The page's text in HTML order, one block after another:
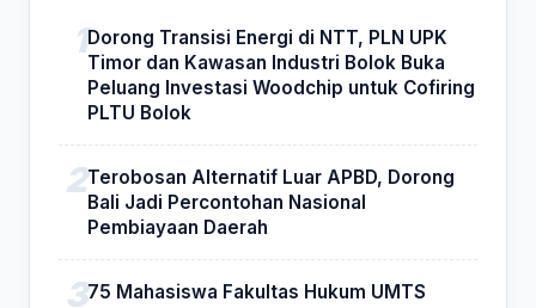
Dorong Transisi Energi di NTT, PLN UPK
Timor dan Kawasan Industri Bolok Buka
Peluang Investasi Woodchip untuk Cofiring
PLTU Bolok
Terobosan Alternatif Luar APBD, Dorong
Bali Jadi Percontohan Nasional
Pembiayaan Daerah
75 Mahasiswa Fakultas Hukum UMTS